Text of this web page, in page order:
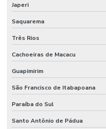
Gestão de custos de
Gestão De Manutenção Preditiva
Gestão estratégica de ativos
Higienização De Área Comum
Higienização De Banheiros
Higienização De Escritórios
Higienização De Superfícies
Japeri
Saquarema
Três Rios
Cachoeiras de Macacu
Guapimirim
São Francisco de Itabapoana
Paraíba do Sul
Santo Antônio de Pádua